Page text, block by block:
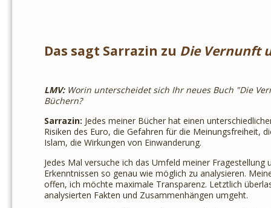
Das sagt Sarrazin zu Die Vernunft
LMV:Worin unterscheidet sich Ihr neues Buch "Die
Büchern?
Sarrazin: Jedes meiner Bücher hat einen
Risiken des Euro, die Gefahren für die Meinungsfreiheit,
Islam, die Wirkungen von Einwanderung.
Jedes Mal versuche ich das Umfeld meiner Fragestellung
Erkenntnissen so genau wie möglich zu analysieren.
offen, ich möchte maximale Transparenz. Letztlich
analysierten Fakten und Zusammenhängen umgeht.